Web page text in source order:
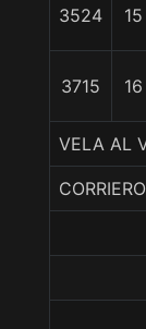
3524 15
3715 16
VELA AL